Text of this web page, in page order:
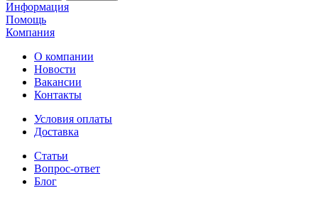
Информация
Помощь
Компания
О компании
Новости
Вакансии
Контакты
Условия оплаты
Доставка
Статьи
Вопрос-ответ
Блог